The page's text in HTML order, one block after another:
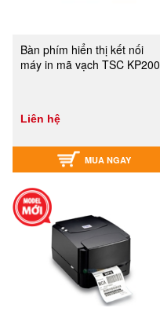
Bàn phím hiển thị kết nối
máy in mã vạch TSC KP200
Liên hệ
MUA NGAY